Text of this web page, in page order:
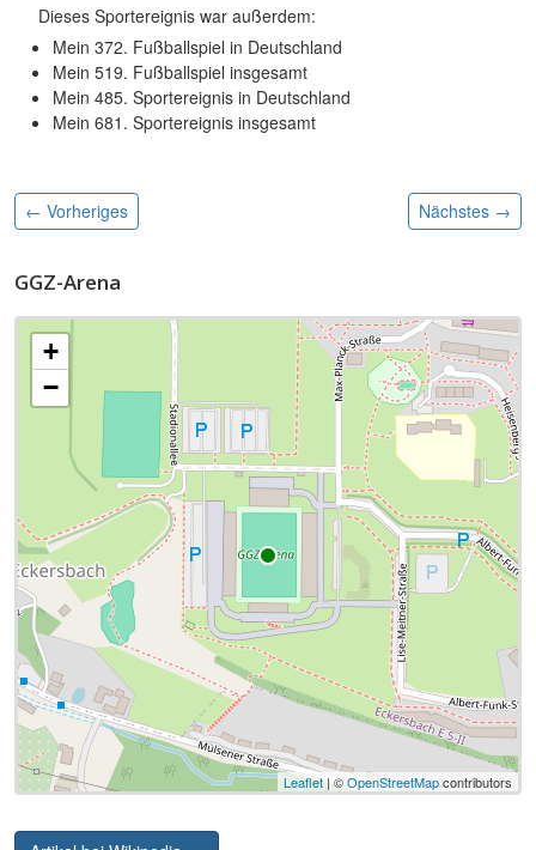
Dieses Sportereignis war außerdem:
Mein 372. Fußballspiel in Deutschland
Mein 519. Fußballspiel insgesamt
Mein 485. Sportereignis in Deutschland
Mein 681. Sportereignis insgesamt
← Vorheriges Nächstes →
GGZ-Arena
+
−
Leaflet| ©OpenStreetMapcontributors